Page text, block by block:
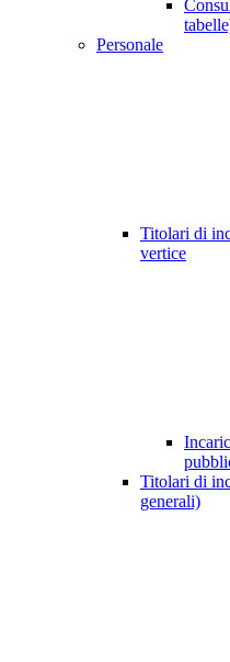
Personale
Titolari di
vertice
Titolari di
generali)